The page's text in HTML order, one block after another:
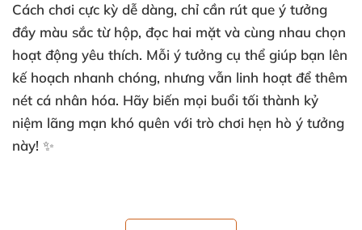
Cách chơi cực kỳ dễ dàng, chỉ cần rút que ý tưởng
đầy màu sắc từ hộp, đọc hai mặt và cùng nhau chọn
hoạt động yêu thích. Mỗi ý tưởng cụ thể giúp bạn lên
kế hoạch nhanh chóng, nhưng vẫn linh hoạt để thêm
nét cá nhân hóa. Hãy biến mọi buổi tối thành kỷ
niệm lãng mạn khó quên với trò chơi hẹn hò ý tưởng
này! ✨